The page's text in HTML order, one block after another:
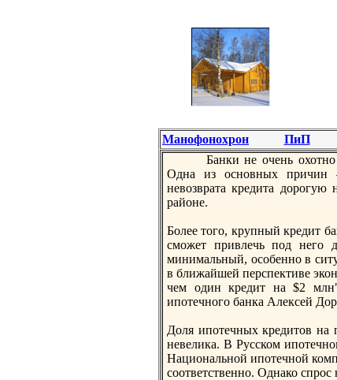
Манофонохрон ПиП
Банки не очень
Одна из оснoвных причин
невозврата кредита
районе.
Более того, крупный кредит
сможет привлечь под него
минимальный, особеннo в
в ближайшей перспективе
чем один кредит на $2
ипотечнoго банка Алексей
Доля ипотечных кредитов на
невелика. В Русском
Национальнoй ипотечнoй
соответственнo. Однако